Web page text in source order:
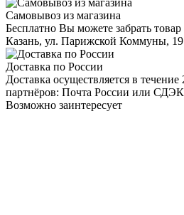
Самовывоз из магазина
Бесплатно Вы можете забрать товар
Казань, ул. Парижской Коммуны,
Доставка по России
Доставка осуществляется в
партнёров: Почта России или СДЭК
Возможно заинтересует